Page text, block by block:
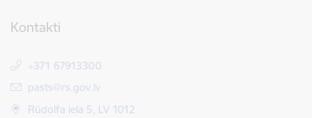
Kontakti
+371 67913300
E-pasts:
pasts@rs.gov.lv
Rūdolfa iela 5, LV 1012